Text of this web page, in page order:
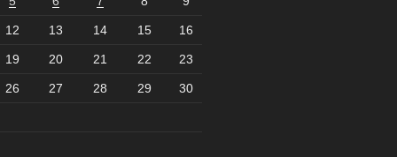
12 13 14 15 16
19 20 21 22 23
26 27 28 29 30